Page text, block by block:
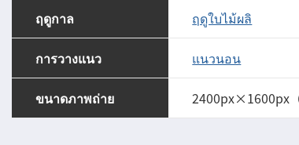
ฤดูกาล ฤดูใบไม้ผลิ
การวางแนว แนวนอน
ขนาดภาพถ่าย 2400px×1600px（